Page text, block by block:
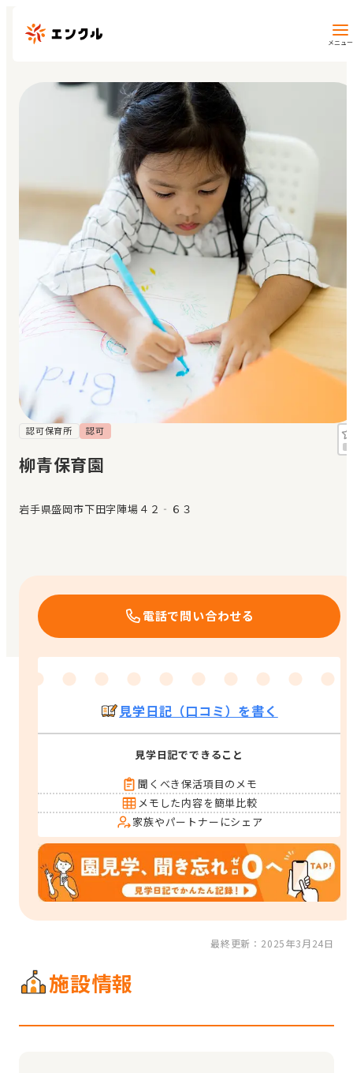
メニュー
保育園・幼稚園を探す
地図から探す
地域から探す
マイページ
閲覧履歴
お気に入り
見学日記
メッセージ
おすすめの園
エンクルの特徴と活用方法
認可保育所 認可
柳青保育園
岩手県盛岡市下田字陣場４２‐６３
電話で問い合わせる
見学日記（口コミ）を書く
見学日記でできること
聞くべき保活項目のメモ
メモした内容を簡単比較
家族やパートナーにシェア
最終更新：2025年3月24日
施設情報